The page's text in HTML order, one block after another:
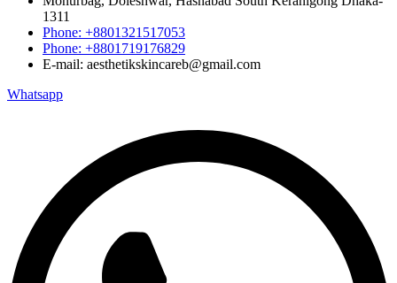
1311
Phone: +8801321517053
Phone: +8801719176829
E-mail: aesthetikskincareb@gmail.com
Whatsapp